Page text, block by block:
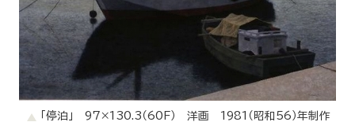
「停泊」 97×130.3（60F） 洋画 1981（昭和56）年制作